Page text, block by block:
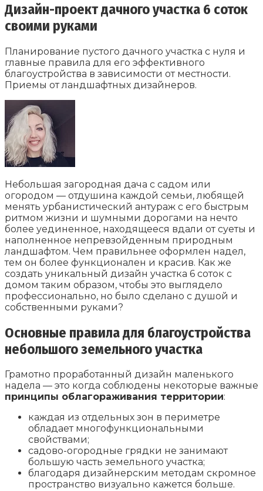
Дизайн-проект дачного участка 6 соток
своими руками
Планирование пустого дачного участка с нуля и
главные правила для его эффективного
благоустройства в зависимости от местности.
Приемы от ландшафтных дизайнеров.
Небольшая загородная дача с садом или
огородом — отдушина каждой семьи, любящей
менять урбанистический антураж с его быстрым
ритмом жизни и шумными дорогами на нечто
более уединенное, находящееся вдали от суеты и
наполненное непревзойденным природным
ландшафтом. Чем правильнее оформлен надел,
тем он более функционален и красив. Как же
создать уникальный дизайн участка 6 соток с
домом таким образом, чтобы это выглядело
профессионально, но было сделано с душой и
собственными руками?
Основные правила для благоустройства
небольшого земельного участка
Грамотно проработанный дизайн маленького
надела — это когда соблюдены некоторые важные
принципы облагораживания территории:
каждая из отдельных зон в периметре
обладает многофункциональными
свойствами;
садово-огородные грядки не занимают
большую часть земельного участка;
благодаря дизайнерским методам скромное
пространство визуально кажется больше.